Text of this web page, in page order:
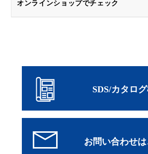
オンラインショップでチェック
SDS/カタロ